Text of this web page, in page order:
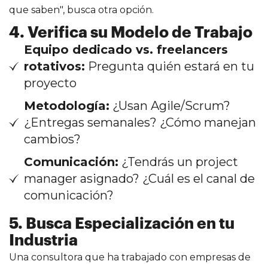
que saben", busca otra opción.
4. Verifica su Modelo de Trabajo
Equipo dedicado vs. freelancers
rotativos: Pregunta quién estará en tu
proyecto
Metodología: ¿Usan Agile/Scrum?
¿Entregas semanales? ¿Cómo manejan
cambios?
Comunicación: ¿Tendrás un project
manager asignado? ¿Cuál es el canal de
comunicación?
5. Busca Especialización en tu
Industria
Una consultora que ha trabajado con empresas de